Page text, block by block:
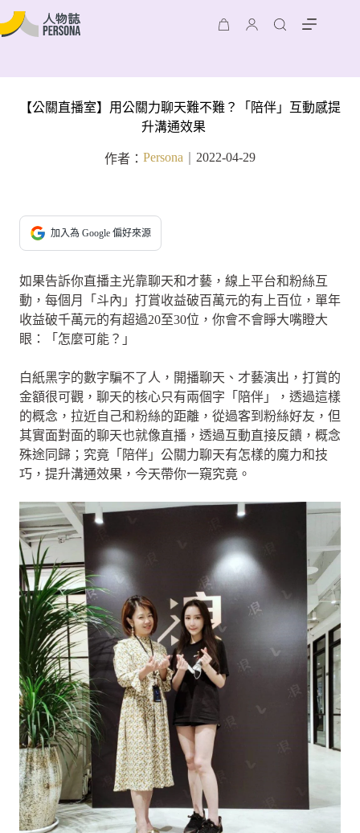
【公關直播室】用公關力聊天難不難？「陪伴」互動感提
升溝通效果
作者： Persona 2022-04-29
加入為 Google 偏好來源
如果告訴你直播主光靠聊天和才藝，線上平台和粉絲互
動，每個月「斗內」打賞收益破百萬元的有上百位，單年
收益破千萬元的有超過20至30位，你會不會睜大嘴瞪大
眼：「怎麼可能？」
白紙黑字的數字騙不了人，開播聊天、才藝演出，打賞的
金額很可觀，聊天的核心只有兩個字「陪伴」，透過這樣
的概念，拉近自己和粉絲的距離，從過客到粉絲好友，但
其實面對面的聊天也就像直播，透過互動直接反饋，概念
殊途同歸；究竟「陪伴」公關力聊天有怎樣的魔力和技
巧，提升溝通效果，今天帶你一窺究竟。